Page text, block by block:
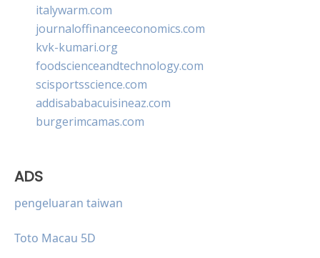
italywarm.com
journaloffinanceeconomics.com
kvk-kumari.org
foodscienceandtechnology.com
scisportsscience.com
addisababacuisineaz.com
burgerimcamas.com
ADS
pengeluaran taiwan
Toto Macau 5D